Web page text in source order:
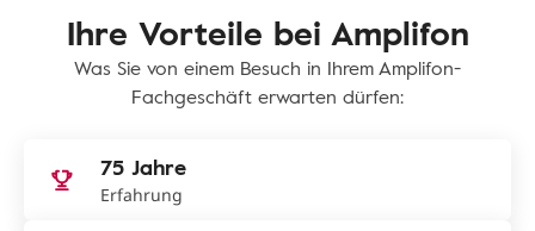
Ihre Vorteile bei Amplifon
Was Sie von einem Besuch in Ihrem Amplifon-
Fachgeschäft erwarten dürfen:
75 Jahre
Erfahrung